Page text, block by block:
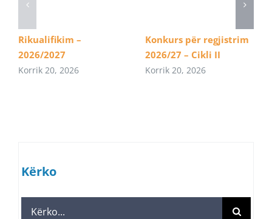
Rikualifikim –
2026/2027
Korrik 20, 2026
Konkurs për regjistrim
2026/27 – Cikli II
Korrik 20, 2026
Kërko
Search